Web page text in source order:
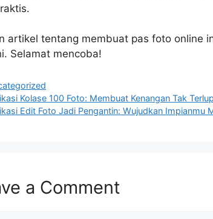
artikel tentang membuat pas foto online
Selamat mencoba!
Kolase 100 Foto: Membuat Kenangan Tak
Edit Foto Jadi Pengantin: Wujudkan Impianmu
a Comment